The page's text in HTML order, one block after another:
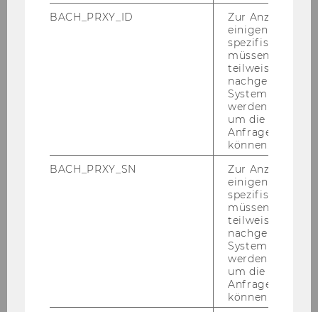
Institut für Österreichisches und
Europäisches Wirtschaftsstrafrecht
Dr. Raphaela Bauer-Raschhofer, LL.M. (WU)
Konrad Eichblatt, LL.M. (WU), BA
BACH_PRXY_ID
Zur Anzeige von
einigen WU-
spezifischen
müssen
teilweise von
nachgelagerten
System
werden.
um die Antwort
Anfrage
können.
BACH_PRXY_SN
Zur Anzeige von
einigen WU-
spezifischen
müssen
teilweise von
nachgelagerten
System
werden.
um die Antwort
Anfrage
können.